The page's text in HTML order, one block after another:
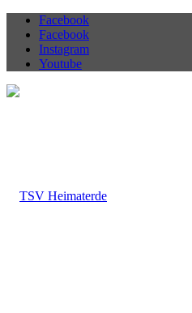
Facebook
Facebook
Instagram
Youtube